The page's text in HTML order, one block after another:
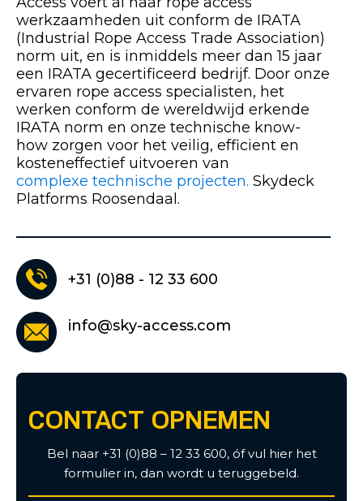
werkzaamheden uit conform de IRATA
(Industrial Rope Access Trade Association)
norm uit, en is inmiddels meer dan 15 jaar
een IRATA gecertificeerd bedrijf. Door onze
ervaren rope access specialisten, het
werken conform de wereldwijd erkende
IRATA norm en onze technische know-
how zorgen voor het veilig, efficient en
kosteneffectief uitvoeren van
complexe technische projecten. Skydeck
Platforms Roosendaal.
+31 (0)88 - 12 33 600
info@sky-access.com
CONTACT OPNEMEN
Bel naar +31 (0)88 – 12 33 600, óf vul hier het
formulier in, dan wordt u teruggebeld.